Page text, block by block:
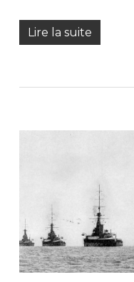
Lire la suite